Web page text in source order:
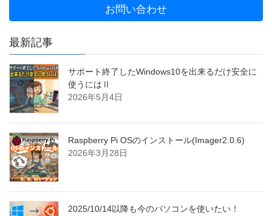
お問い合わせ
最新記事
サポート終了したWindows10を出来るだけ安全に
使うにはⅡ
2026年5月4日
Raspberry Pi OSのインストール(Imager2.0.6)
2026年3月28日
2025/10/14以降も今のパソコンを使いたい！